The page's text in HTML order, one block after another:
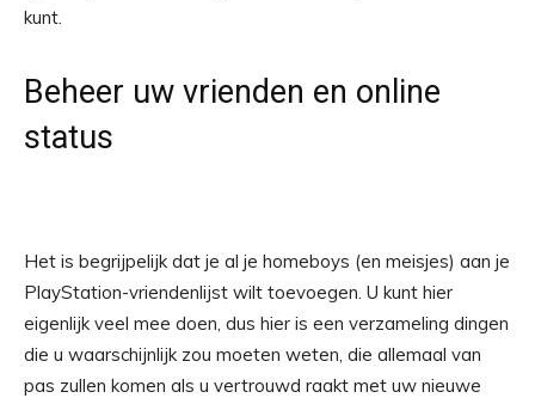
kunt.
Beheer uw vrienden en online
status
Het is begrijpelijk dat je al je homeboys (en meisjes) aan je
PlayStation-vriendenlijst wilt toevoegen. U kunt hier
eigenlijk veel mee doen, dus hier is een verzameling dingen
die u waarschijnlijk zou moeten weten, die allemaal van
pas zullen komen als u vertrouwd raakt met uw nieuwe